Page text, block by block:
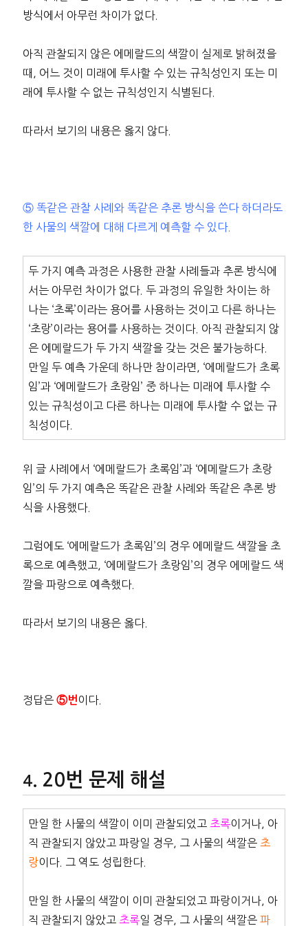
방식에서 아무런 차이가 없다.
아직 관찰되지 않은 에메랄드의 색깔이 실제로 밝혀졌을
때, 어느 것이 미래에 투사할 수 있는 규칙성인지 또는 미
래에 투사할 수 없는 규칙성인지 식별된다.
따라서 보기의 내용은 옳지 않다.
⑤ 똑같은 관찰 사례와 똑같은 추론 방식을 쓴다 하더라도
한 사물의 색깔에 대해 다르게 예측할 수 있다.
두 가지 예측 과정은 사용한 관찰 사례들과 추론 방식에
서는 아무런 차이가 없다. 두 과정의 유일한 차이는 하
나는 ‘초록’이라는 용어를 사용하는 것이고 다른 하나는
‘초랑’이라는 용어를 사용하는 것이다. 아직 관찰되지 않
은 에메랄드가 두 가지 색깔을 갖는 것은 불가능하다.
만일 두 예측 가운데 하나만 참이라면, ‘에메랄드가 초록
임’과 ‘에메랄드가 초랑임’ 중 하나는 미래에 투사할 수
있는 규칙성이고 다른 하나는 미래에 투사할 수 없는 규
칙성이다.
위 글 사례에서 ‘에메랄드가 초록임’과 ‘에메랄드가 초랑
임’의 두 가지 예측은 똑같은 관찰 사례와 똑같은 추론 방
식을 사용했다.
그럼에도 ‘에메랄드가 초록임’의 경우 에메랄드 색깔을 초
록으로 예측했고, ‘에메랄드가 초랑임’의 경우 에메랄드 색
깔을 파랑으로 예측했다.
따라서 보기의 내용은 옳다.
정답은⑤번 이다.
20번 문제 해설
만일 한 사물의 색깔이 이미 관찰되었고 초록이거나, 아
직 관찰되지 않았고 파랑일 경우, 그 사물의 색깔은 초
랑이다. 그 역도 성립한다.
만일 한 사물의 색깔이 이미 관찰되었고 파랑이거나, 아
직 관찰되지 않았고 초록일 경우, 그 사물의 색깔은 파